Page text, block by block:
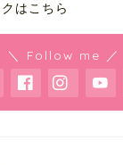
はこちら
＼ Follow me ／